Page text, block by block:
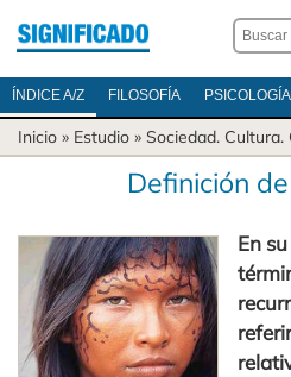
ÍNDICE A/Z FILOSOFÍA PSICOLOGÍA
Inicio » Estudio » Sociedad. Cultura.
Definición
En